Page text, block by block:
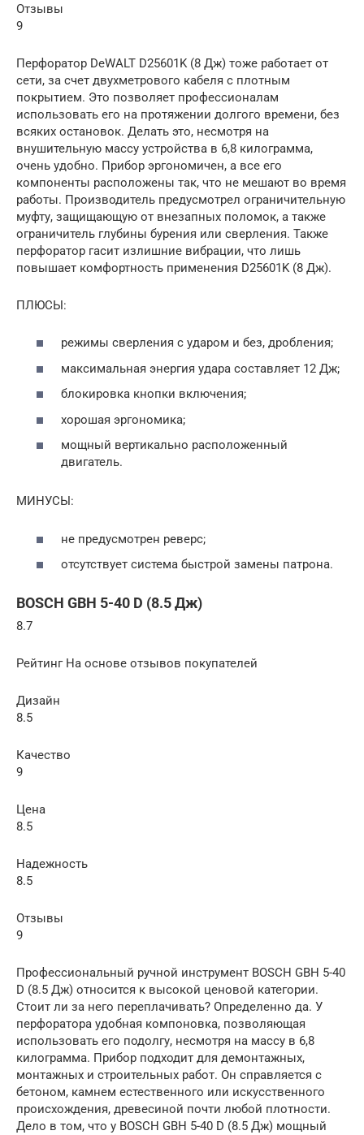
Отзывы
9
Перфоратор DeWALT D25601K (8 Дж) тоже работает от
сети, за счет двухметрового кабеля с плотным
покрытием. Это позволяет профессионалам
использовать его на протяжении долгого времени, без
всяких остановок. Делать это, несмотря на
внушительную массу устройства в 6,8 килограмма,
очень удобно. Прибор эргономичен, а все его
компоненты расположены так, что не мешают во время
работы. Производитель предусмотрел ограничительную
муфту, защищающую от внезапных поломок, а также
ограничитель глубины бурения или сверления. Также
перфоратор гасит излишние вибрации, что лишь
повышает комфортность применения D25601K (8 Дж).
ПЛЮСЫ:
режимы сверления с ударом и без, дробления;
максимальная энергия удара составляет 12 Дж;
блокировка кнопки включения;
хорошая эргономика;
мощный вертикально расположенный
двигатель.
МИНУСЫ:
не предусмотрен реверс;
отсутствует система быстрой замены патрона.
BOSCH GBH 5-40 D (8.5 Дж)
8.7
Рейтинг На основе отзывов покупателей
Дизайн
8.5
Качество
9
Цена
8.5
Надежность
8.5
Отзывы
9
Профессиональный ручной инструмент BOSCH GBH 5-40
D (8.5 Дж) относится к высокой ценовой категории.
Стоит ли за него переплачивать? Определенно да. У
перфоратора удобная компоновка, позволяющая
использовать его подолгу, несмотря на массу в 6,8
килограмма. Прибор подходит для демонтажных,
монтажных и строительных работ. Он справляется с
бетоном, камнем естественного или искусственного
происхождения, древесиной почти любой плотности.
Дело в том, что у BOSCH GBH 5-40 D (8.5 Дж) мощный